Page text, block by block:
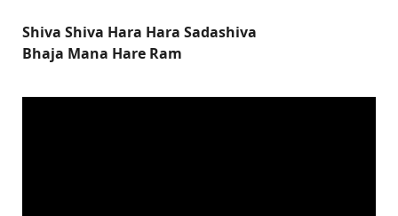
Shiva Shiva Hara Hara Sadashiva
Bhaja Mana Hare Ram